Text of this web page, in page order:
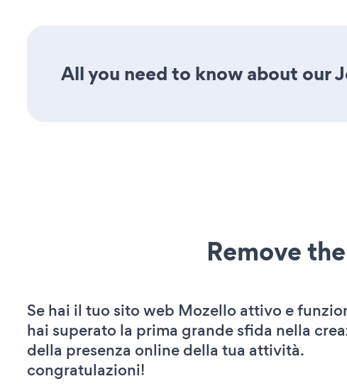
All you need to know about our
Remove
Se hai il tuo sito web Mozello attivo e
hai superato la prima grande sfida nella
della presenza online della tua attività.
congratulazioni!